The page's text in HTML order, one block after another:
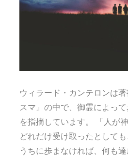
ウィラード・カンテロンは
スマ』の中で、御霊によっ
を指摘しています。 「人が
どれだけ受け取ったとして
うちに歩まなければ、何も達